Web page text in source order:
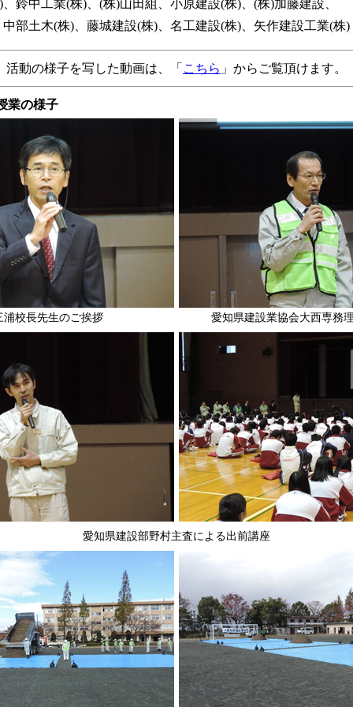
鈴中工業(株)、(株)山田組、小原建設(株)、(株)加藤建設、
部土木(株)、藤城建設(株)、名工建設(株)、矢作建設工業(株)
活動の様子を写した動画は、「 こちら 」からご覧頂けます。
業の様子
浦校長先生のご挨拶 愛知県建設業協会大西専務
愛知県建設部野村主査による出前講座